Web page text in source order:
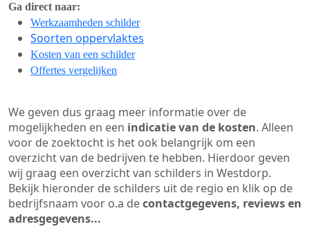
Ga direct naar:
Werkzaamheden schilder
Soorten oppervlaktes
Kosten van een schilder
Offertes vergelijken
We geven dus graag meer informatie over de
mogelijkheden en een indicatie van de kosten. Alleen
voor de zoektocht is het ook belangrijk om een
overzicht van de bedrijven te hebben. Hierdoor geven
wij graag een overzicht van schilders in Westdorp.
Bekijk hieronder de schilders uit de regio en klik op de
bedrijfsnaam voor o.a decontactgegevens, reviews en
adresgegevens...